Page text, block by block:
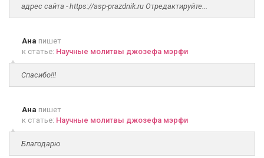
адрес сайта - https://asp-prazdnik.ru Отредактируйте...
Ана пишет
к статье: Научные молитвы джозефа мэрфи
Спасибо!!!
Ана пишет
к статье: Научные молитвы джозефа мэрфи
Благодарю